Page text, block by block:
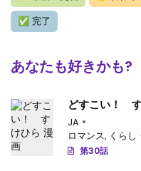
✅ 完了
あなたも好きかも?
どすこい！
JA
ロマンス, くらし
第30話